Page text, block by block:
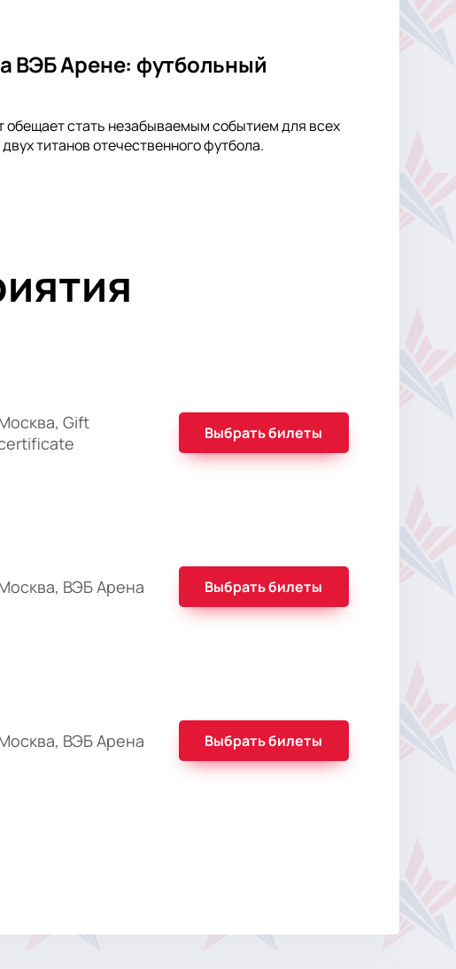
ВЭБ Арене: футбольный
стать незабываемым событием для всех
титанов отечественного футбола.
Gift
Выбрать билеты
ВЭБ Арена Выбрать билеты
ВЭБ Арена Выбрать билеты